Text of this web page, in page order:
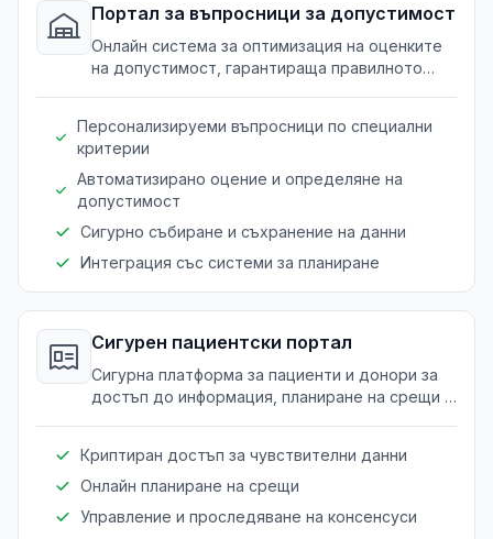
Портал за въпросници за допустимост
Онлайн система за оптимизация на оценките
на допустимост, гарантираща правилното
Персонализируеми въпросници по специални
критерии
Автоматизирано оцение и определяне на
допустимост
Сигурно събиране и съхранение на данни
Интеграция със системи за планиране
Сигурен пациентски портал
Сигурна платформа за пациенти и донори за
достъп до информация, планиране на срещи и
Криптиран достъп за чувствителни данни
Онлайн планиране на срещи
Управление и проследяване на консенсуси